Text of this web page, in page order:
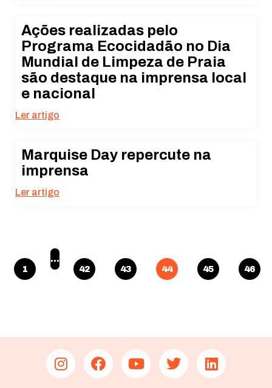
Ações realizadas pelo
Programa Ecocidadão no Dia
Mundial de Limpeza de Praia
são destaque na imprensa local
e nacional
Ler artigo
Marquise Day repercute na
imprensa
Ler artigo
1
…
42
43 44 45 46